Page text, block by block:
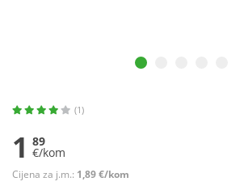
(1)
1 89
€/kom
Cijena za j.m.: 1,89 €/kom